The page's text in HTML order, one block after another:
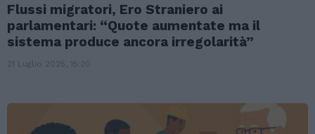
Flussi migratori, Ero Straniero ai
parlamentari: “Quote aumentate ma il
sistema produce ancora irregolarità”
21 Luglio 2025, 15:20